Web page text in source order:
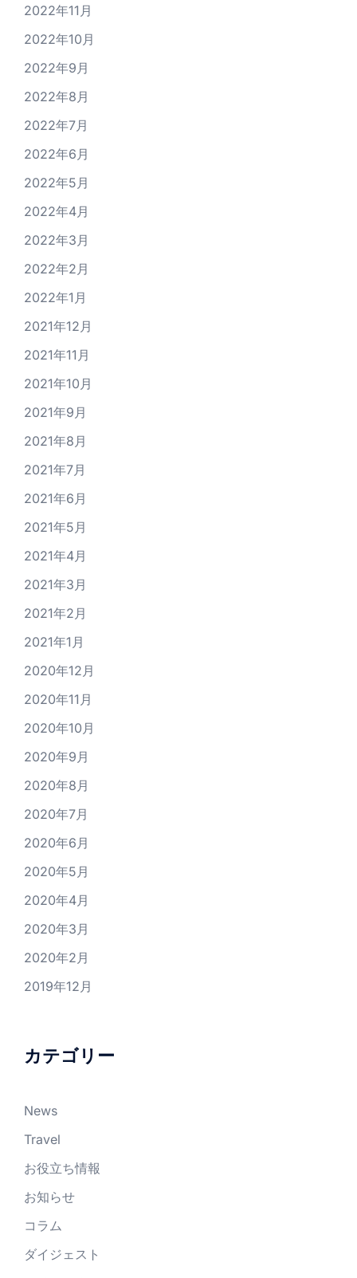
2022年11月
2022年10月
2022年9月
2022年8月
2022年7月
2022年6月
2022年5月
2022年4月
2022年3月
2022年2月
2022年1月
2021年12月
2021年11月
2021年10月
2021年9月
2021年8月
2021年7月
2021年6月
2021年5月
2021年4月
2021年3月
2021年2月
2021年1月
2020年12月
2020年11月
2020年10月
2020年9月
2020年8月
2020年7月
2020年6月
2020年5月
2020年4月
2020年3月
2020年2月
2019年12月
カテゴリー
News
Travel
お役立ち情報
お知らせ
コラム
ダイジェスト